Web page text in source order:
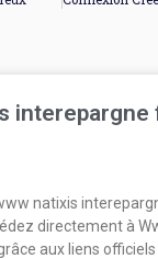
interepargne
natixis
directement à
aux liens officiels